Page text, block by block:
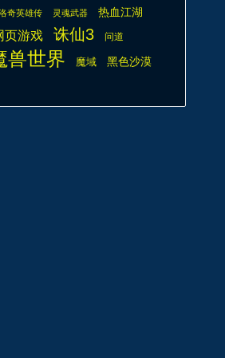
奇英雄传 灵魂武器 热血江湖
页游戏 诛仙3 问道
兽世界 魔域 黑色沙漠